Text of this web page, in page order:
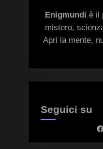
Enigmundi è il
mistero,
Apri la mente,
Seguici su